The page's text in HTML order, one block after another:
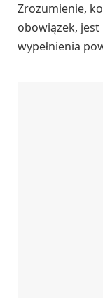
Zrozumienie,
obowiązek,
wypełnienia